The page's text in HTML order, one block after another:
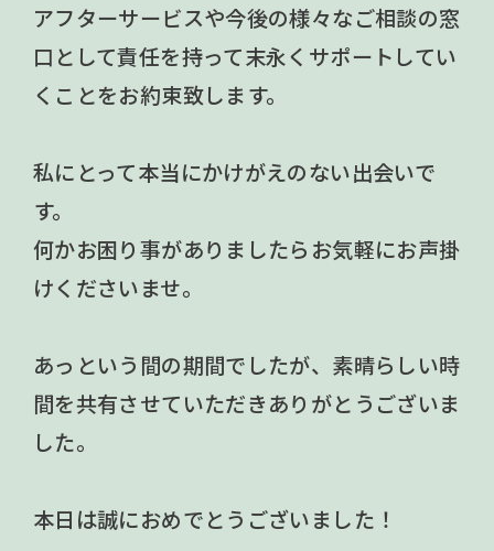
アフターサービスや今後の様々なご相談の窓
口として責任を持って末永くサポートしてい
くことをお約束致します。
私にとって本当にかけがえのない出会いで
す。
何かお困り事がありましたらお気軽にお声掛
けくださいませ。
あっという間の期間でしたが、素晴らしい時
間を共有させていただきありがとうございま
した。
本日は誠におめでとうございました！